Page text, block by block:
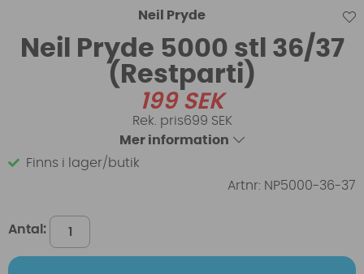
Neil Pryde
Neil Pryde 5000 stl 36/37
(Restparti)
199SEK
699 SEK
Mer information
Finns i lager/butik
Artnr: NP5000-36-37
Antal: